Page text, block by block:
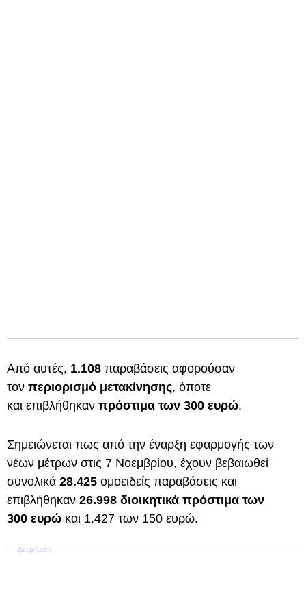
Από αυτές, 1.108 παραβάσεις αφορούσαν
τον περιορισμό μετακίνησης, όποτε
και επιβλήθηκαν πρόστιμα των 300 ευρώ.
Σημειώνεται πως από την έναρξη εφαρμογής των
νέων μέτρων στις 7 Νοεμβρίου, έχουν βεβαιωθεί
συνολικά 28.425 ομοειδείς παραβάσεις και
επιβλήθηκαν 26.998 διοικητικά πρόστιμα των
300 ευρώ και 1.427 των 150 ευρώ.